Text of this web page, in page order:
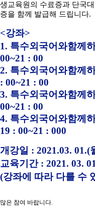
생교육원의 수료증과 단국대
증을 함께 발급해 드립니다.
<강좌>
1. 특수외국어와함께
00~21 : 00
2. 특수외국어와함께
: 00~21 : 00
3. 특수외국어와함께
00~21 : 00
4. 특수외국어와함께
19 : 00~21 : 000
개강일 : 2021.03. 01.(
교육기간 : 2021. 03.
(강좌에 따라 다를 수
많은 참여 바랍니다.